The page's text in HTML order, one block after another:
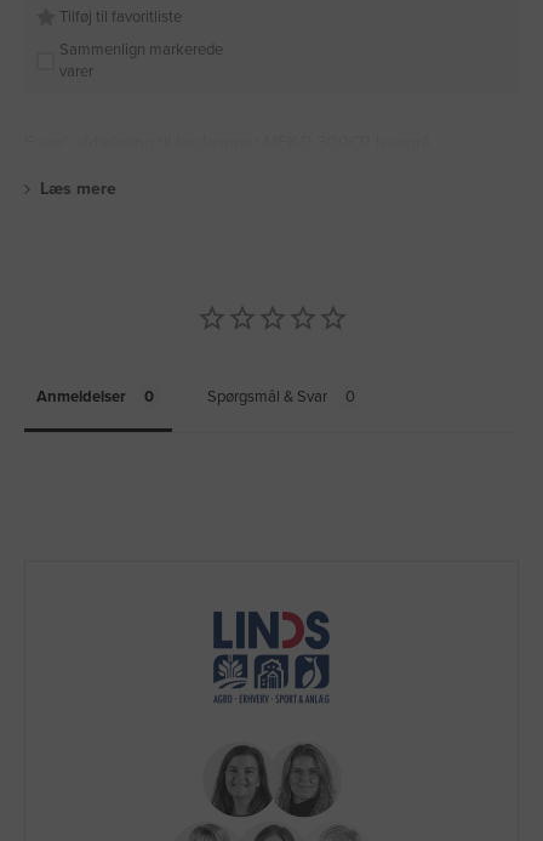
Tilføj til favoritliste
Sammenlign markerede
varer
Læs mere
Anmeldelser Spørgsmål & Svar